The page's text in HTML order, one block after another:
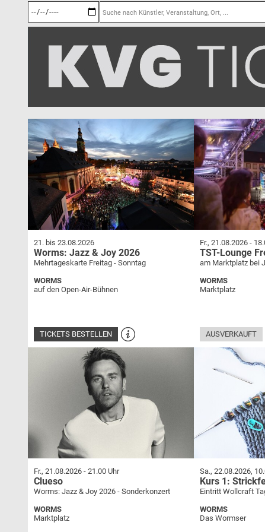
21. bis 23.08.2026
Worms: Jazz & Joy 2026
Mehrtageskarte Freitag - Sonntag
TICKETS BESTELLEN
WORMS
auf den Open-Air-Bühnen
Fr., 21.08.2026 -
TST-Lounge
am Marktplatz bei
AUSVERKAUFT
WORMS
Marktplatz
Fr., 21.08.2026 - 21.00 Uhr
Clueso
Worms: Jazz & Joy 2026 - Sonderkonzert
WORMS
Marktplatz
Sa., 22.08.2026,
Kurs 1:
Eintritt Wollcraft
WORMS
Das Wormser